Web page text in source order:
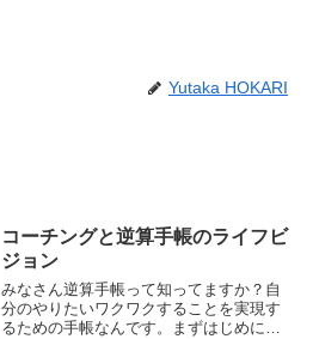
Yutaka HOKARI
コーチングと逆算手帳のライフビ
ジョン
みなさん逆算手帳って知ってますか？自
分のやりたいワクワクすることを実現す
るための手帳なんです。まずはじめにビ